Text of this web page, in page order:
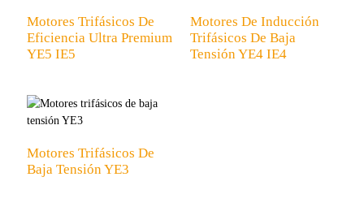
Motores Trifásicos De
Eficiencia Ultra Premium
YE5 IE5
Motores De Inducción
Trifásicos De Baja
Tensión YE4 IE4
Motores Trifásicos De
Baja Tensión YE3